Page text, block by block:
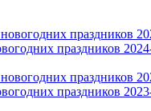
праздников
праздников